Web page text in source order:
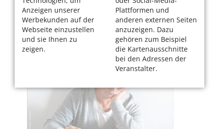
Anzeigen unserer
Werbekunden auf der
Webseite einzustellen
und sie Ihnen zu
zeigen.
Plattformen und
anderen externen Seiten
anzuzeigen. Dazu
gehören zum Beispiel
die Kartenausschnitte
bei den Adressen der
Veranstalter.